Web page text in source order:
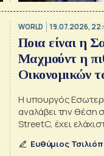
WORLD 19.07.2026,
Ποια είναι η
Μαχμούντ η
Οικονομικών
Η υπουργός
αναλάβει την θέση
StreetC, έχει
προτιμούσαν τον
Ευθύμιος